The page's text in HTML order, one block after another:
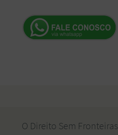
O Direito Sem Fronteiras